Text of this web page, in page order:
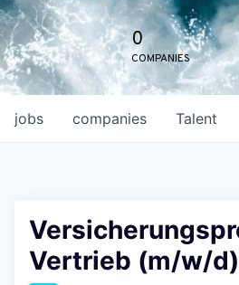
0
COMPANIES
jobs companies Talent
Vertrieb (m/w/d)